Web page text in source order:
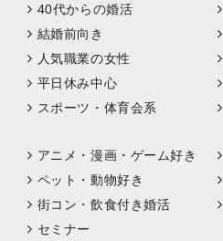
40代からの婚活
結婚前向き
人気職業の女性
平日休み中心
スポーツ・体育会系
アニメ・漫画・ゲーム好き
ペット・動物好き
街コン・飲食付き婚活
セミナー